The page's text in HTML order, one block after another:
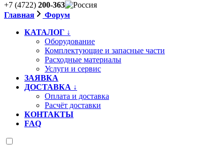
+7 (4722) 200-363
Главная
Форум
КАТАЛОГ ↓
Оборудование
Комплектующие и запасные части
Расходные материалы
Услуги и сервис
ЗАЯВКА
ДОСТАВКА ↓
Оплата и доставка
Расчёт доставки
КОНТАКТЫ
FAQ